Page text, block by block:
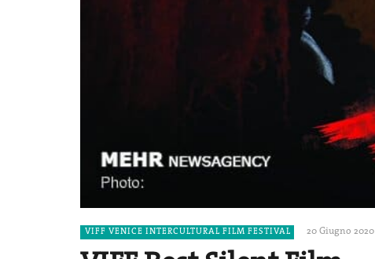
VIFF VENICE INTERCULTURAL FILM FESTIVAL 20 Giugno 2020